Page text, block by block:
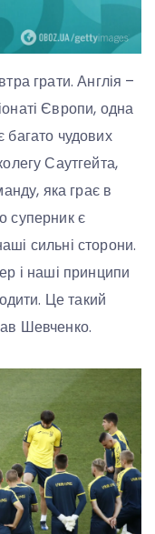
грати. Англія –
Європи, одна
багато чудових
Саутгейта,
яка грає в
суперник є
сильні сторони.
і наші принципи
Це такий
Шевченко.